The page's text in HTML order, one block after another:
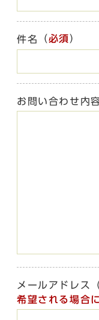
件名 （必須）
お問い合わせ内
メールアドレス
希望される場合